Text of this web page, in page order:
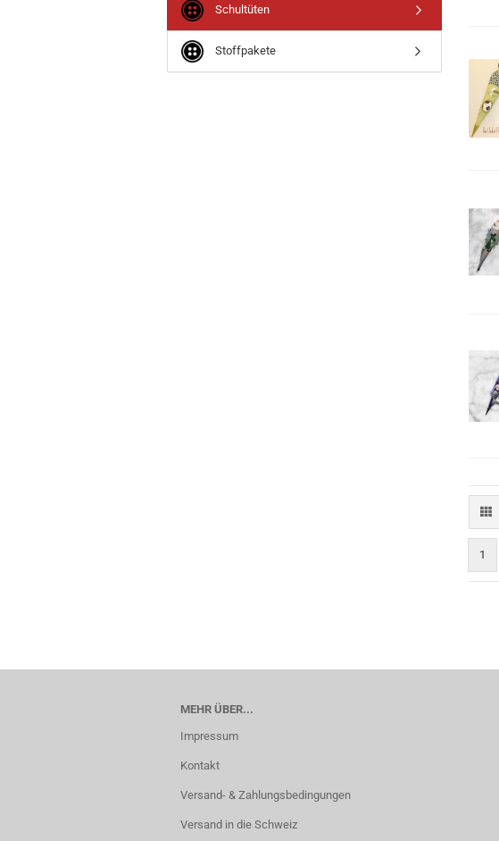
1
Schultüten
Stoffpakete
MEHR ÜBER...
Impressum
Kontakt
Versand- & Zahlungsbedingungen
Versand in die Schweiz